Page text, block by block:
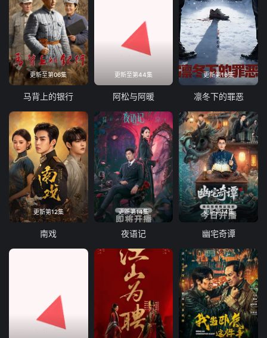
更新至第06集
马背上的银行
更新至第44集
阿松与阿暖
更新第16集
凛冬下的罪恶
更新第12集
南戏
更新第14集
夜语记
更新第14集
幽宅奇谭